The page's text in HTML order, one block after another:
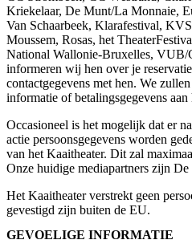
Kriekelaar, De Munt/La Monnaie,
Van Schaarbeek, Klarafestival,
Moussem, Rosas, het
National Wallonie-Bruxelles, VUB/
informeren wij hen over je
contactgegevens met hen. We
informatie of betalingsgegevens aan
Occasioneel is het mogelijk dat er
actie persoonsgegevens worden
van het Kaaitheater. Dit zal
Onze huidige mediapartners zijn
Het Kaaitheater verstrekt geen
gevestigd zijn buiten de EU.
GEVOELIGE INFORMATIE